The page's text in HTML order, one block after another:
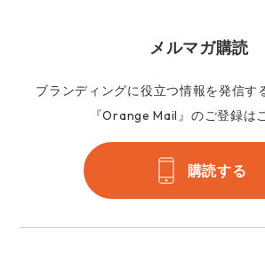
メルマガ購読
ブランディングに役立つ情報を発信す
『Orange Mail』のご登録は
購読する